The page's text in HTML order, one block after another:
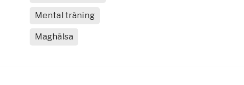
Mental träning
Maghälsa